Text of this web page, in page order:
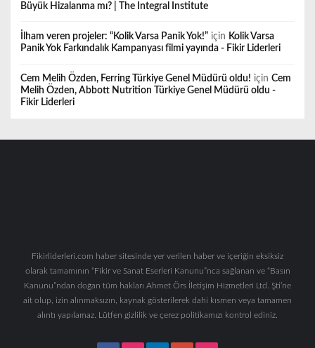
Büyük Hizalanma mı? | The Integral Institute
İlham veren projeler: “Kolik Varsa Panik Yok!” için Kolik Varsa
Panik Yok Farkındalık Kampanyası filmi yayında - Fikir Liderleri
Cem Melih Özden, Ferring Türkiye Genel Müdürü oldu! için Cem
Melih Özden, Abbott Nutrition Türkiye Genel Müdürü oldu -
Fikir Liderleri
Fikirliderleri.com haber sitesinde yer verilen haber ve içeriğin eksiksiz
olarak tamamının “Fikir ve Sanat Eserleri Kanunu”nca sağlanan ve “Basın
Kanunu”ndan doğan tüm hakları Ahmet Örs İletişim Hizmetleri Ltd. Şti’ne
ait olup, izin alınmaksızın, kaynak gösterilerek dahi kısmen veya tamamen
alıntı yapılamaz. Lütfen gizlilik ve çerez politikamızı kontrol ediniz.